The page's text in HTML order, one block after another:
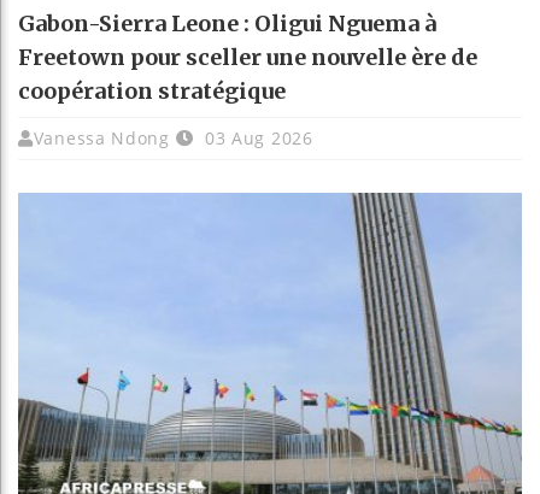
Gabon-Sierra Leone : Oligui Nguema à
Freetown pour sceller une nouvelle ère de
coopération stratégique
Vanessa Ndong 03 Aug 2026